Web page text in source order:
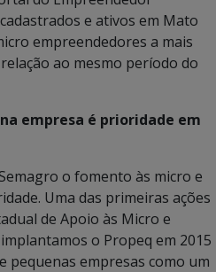
e ativos em Mato
empreendedores a mais
ao mesmo período do
empresa é prioridade em
o fomento às micro e
Uma das primeiras ações
de Apoio às Micro e
o Propeq em 2015
pequenas empresas como um